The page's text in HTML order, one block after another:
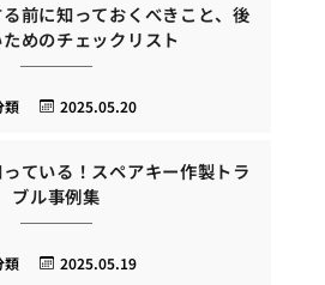
前に知っておくべきこと、後
めのチェックリスト
2025.05.20
類
ている！スペアキー作製トラ
ブル事例集
2025.05.19
類